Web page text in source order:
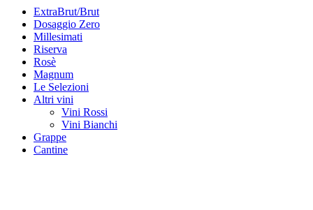
ExtraBrut/Brut
Dosaggio Zero
Millesimati
Riserva
Rosè
Magnum
Le Selezioni
Altri vini
Vini Rossi
Vini Bianchi
Grappe
Cantine